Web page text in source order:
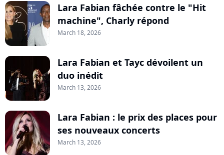
Lara Fabian fâchée contre le "Hit
machine", Charly répond
March 18, 2026
Lara Fabian et Tayc dévoilent un
duo inédit
March 13, 2026
Lara Fabian : le prix des places pour
ses nouveaux concerts
March 13, 2026